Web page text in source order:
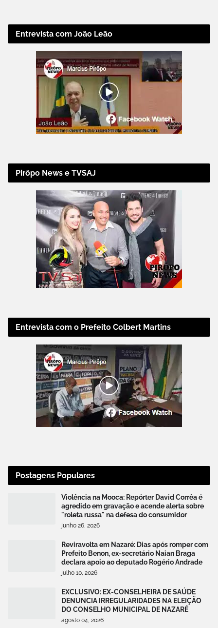
Entrevista com João Leão
Pirôpo News e TVSAJ
Entrevista com o Prefeito Colbert Martins
Postagens Populares
Violência na Mooca: Repórter David Corrêa é
agredido em gravação e acende alerta sobre
"roleta russa" na defesa do consumidor
junho 26, 2026
Reviravolta em Nazaré: Dias após romper com
Prefeito Benon, ex-secretário Naian Braga
declara apoio ao deputado Rogério Andrade
julho 10, 2026
EXCLUSIVO: EX-CONSELHEIRA DE SAÚDE
DENUNCIA IRREGULARIDADES NA ELEIÇÃO
DO CONSELHO MUNICIPAL DE NAZARÉ
agosto 04, 2026